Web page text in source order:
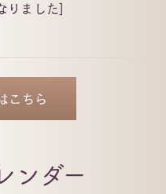
りました]
こちら
ンダー